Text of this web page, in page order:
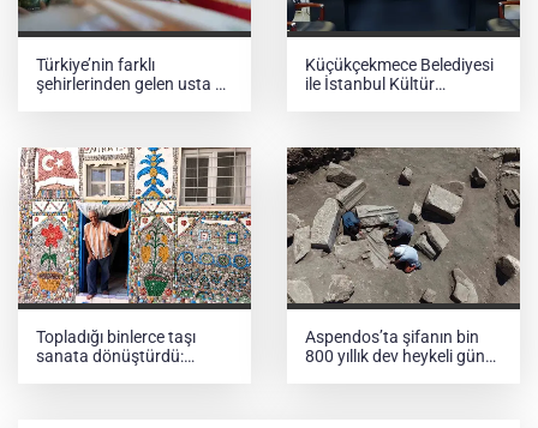
Türkiye’nin farklı
şehirlerinden gelen usta ve
Küçükçekmece Belediyesi
ile İstanbul Kültür
Topladığı binlerce taşı
sanata dönüştürdü:
Aspendos’ta şifanın bin
800 yıllık dev heykeli gün